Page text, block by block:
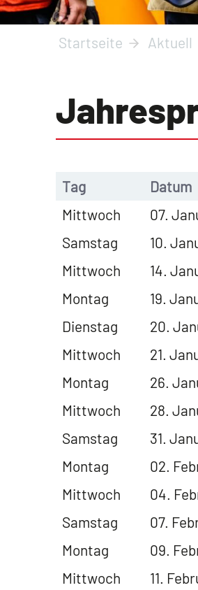
Startseite Aktuell
Tag Datum
Mittwoch
07.
Samstag
10.
Mittwoch
14.
Montag
19.
Dienstag
20.
Mittwoch
21.
Montag
26.
Mittwoch
28.
Samstag
31.
Montag
02.
Mittwoch
04.
Samstag
07.
Montag
09.
Mittwoch
11.